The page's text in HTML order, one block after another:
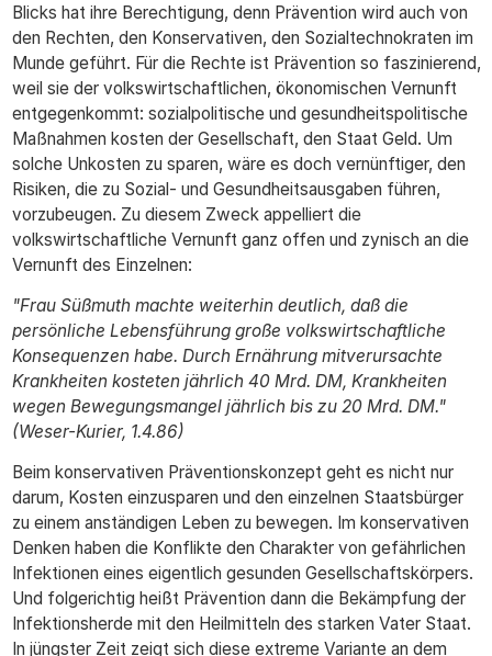
Blicks hat ihre Berechtigung, denn Prävention wird auch von
den Rechten, den Konservativen, den Sozialtechnokraten im
Munde geführt. Für die Rechte ist Prävention so faszinierend,
weil sie der volkswirtschaftlichen, ökonomischen Vernunft
entgegenkommt: sozialpolitische und gesundheitspolitische
Maßnahmen kosten der Gesellschaft, den Staat Geld. Um
solche Unkosten zu sparen, wäre es doch vernünftiger, den
Risiken, die zu Sozial- und Gesundheitsausgaben führen,
vorzubeugen. Zu diesem Zweck appelliert die
volkswirtschaftliche Vernunft ganz offen und zynisch an die
Vernunft des Einzelnen:
"Frau Süßmuth machte weiterhin deutlich, daß die
persönliche Lebensführung große volkswirtschaftliche
Konsequenzen habe. Durch Ernährung mitverursachte
Krankheiten kosteten jährlich 40 Mrd. DM, Krankheiten
wegen Bewegungsmangel jährlich bis zu 20 Mrd. DM."
(Weser-Kurier, 1.4.86)
Beim konservativen Präventionskonzept geht es nicht nur
darum, Kosten einzusparen und den einzelnen Staatsbürger
zu einem anständigen Leben zu bewegen. Im konservativen
Denken haben die Konflikte den Charakter von gefährlichen
Infektionen eines eigentlich gesunden Gesellschaftskörpers.
Und folgerichtig heißt Prävention dann die Bekämpfung der
Infektionsherde mit den Heilmitteln des starken Vater Staat.
In jüngster Zeit zeigt sich diese extreme Variante an dem